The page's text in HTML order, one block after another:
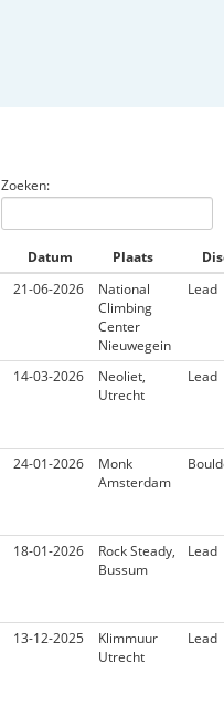
Zoeken:
Datum Plaats
21-06-2026
National
Climbing
Center
Nieuwegein
Lead
14-03-2026
Neoliet,
Utrecht
Lead
24-01-2026
Monk
Amsterdam
18-01-2026
Rock Steady,
Bussum
Lead
13-12-2025
Klimmuur
Utrecht
Lead